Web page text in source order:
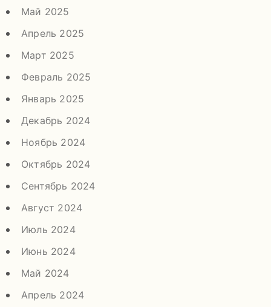
Май 2025
Апрель 2025
Март 2025
Февраль 2025
Январь 2025
Декабрь 2024
Ноябрь 2024
Октябрь 2024
Сентябрь 2024
Август 2024
Июль 2024
Июнь 2024
Май 2024
Апрель 2024